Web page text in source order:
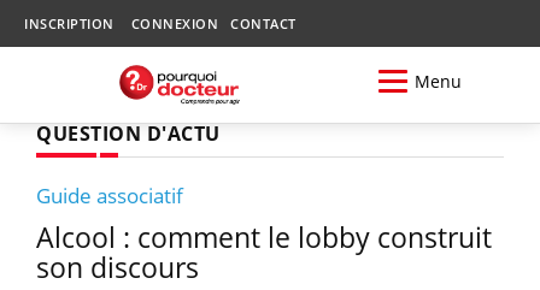
INSCRIPTION CONNEXION CONTACT
Menu
QUESTION D'ACTU
Guide associatif
Alcool : comment le lobby construit
son discours